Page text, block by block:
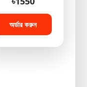
অর্ডার করুন